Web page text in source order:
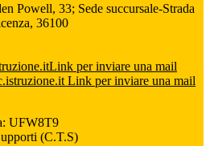
Powell, 33; Sede succursale-Strada
36100
Link per inviare una mail
Link per inviare una mail
UFW8T9
(C.T.S)